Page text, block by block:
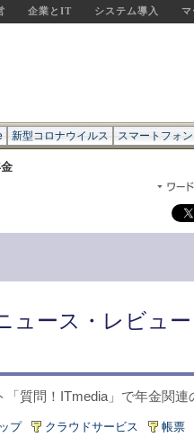
企業とIT システム導入
新型コロナウイルス スマートフォン
ュース・レビュ
質問！ITmedia」で年金関連
プ クラウドサービス 帳票